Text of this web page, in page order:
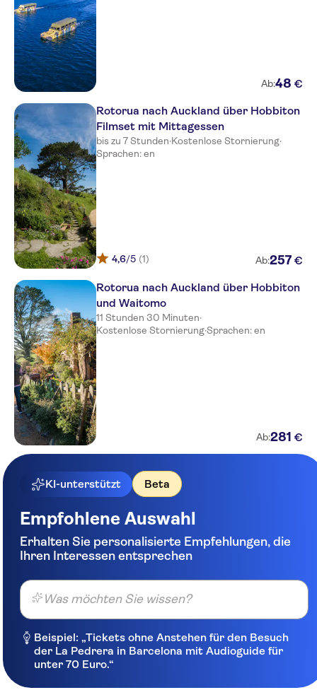
Ab:48 €
Rotorua nach Auckland über Hobbiton
Filmset mit Mittagessen
bis zu 7 Stunden·Kostenlose Stornierung·
Sprachen: en
4,6/5 (1) Ab:257 €
Rotorua nach Auckland über Hobbiton
und Waitomo
11 Stunden 30 Minuten·
Kostenlose Stornierung·Sprachen: en
Ab:281 €
KI-unterstützt Beta
Empfohlene Auswahl
Erhalten Sie personalisierte Empfehlungen, die
Ihren Interessen entsprechen
Was möchten Sie wissen?
Beispiel: „Tickets ohne Anstehen für den Besuch
der La Pedrera in Barcelona mit Audioguide für
unter 70 Euro.“